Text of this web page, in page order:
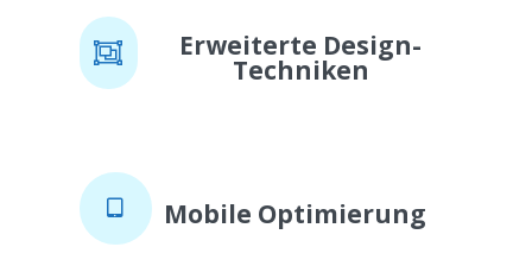
Erweiterte Design-
Techniken
Mobile Optimierung